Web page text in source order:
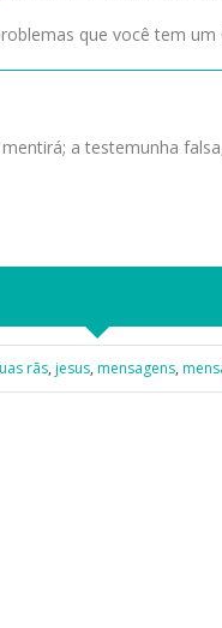
que você tem um
a testemunha
rãs, jesus, mensagens,